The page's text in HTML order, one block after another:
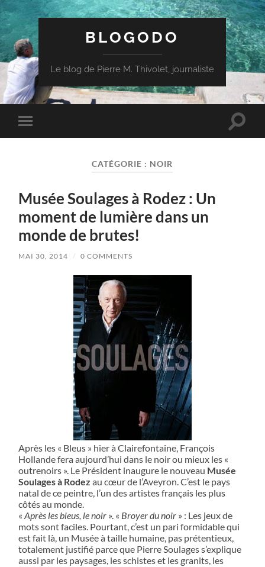
BLOGODO
Le blog de Pierre M. Thivolet, journaliste
Toggle
mobile
Toggle
CATÉGORIE : NOIR
Musée Soulages à Rodez : Un
moment de lumière dans un
monde de brutes!
MAI 30, 2014 / 0 COMMENTS
Après les « Bleus » hier à Clairefontaine, François
Hollande fera aujourd’hui dans le noir ou mieux les «
outrenoirs ». Le Président inaugure le nouveau Musée
Soulages à Rodez au cœur de l’Aveyron. C’est le pays
natal de ce peintre, l’un des artistes français les plus
côtés au monde.
«Après les bleus, le noir ». « Broyer du noir » : Les jeux de
mots sont faciles. Pourtant, c’est un pari formidable qui
est fait là, un Musée à taille humaine, pas prétentieux,
totalement justifié parce que Pierre Soulages s’explique
aussi par les paysages, les schistes et les granits, les